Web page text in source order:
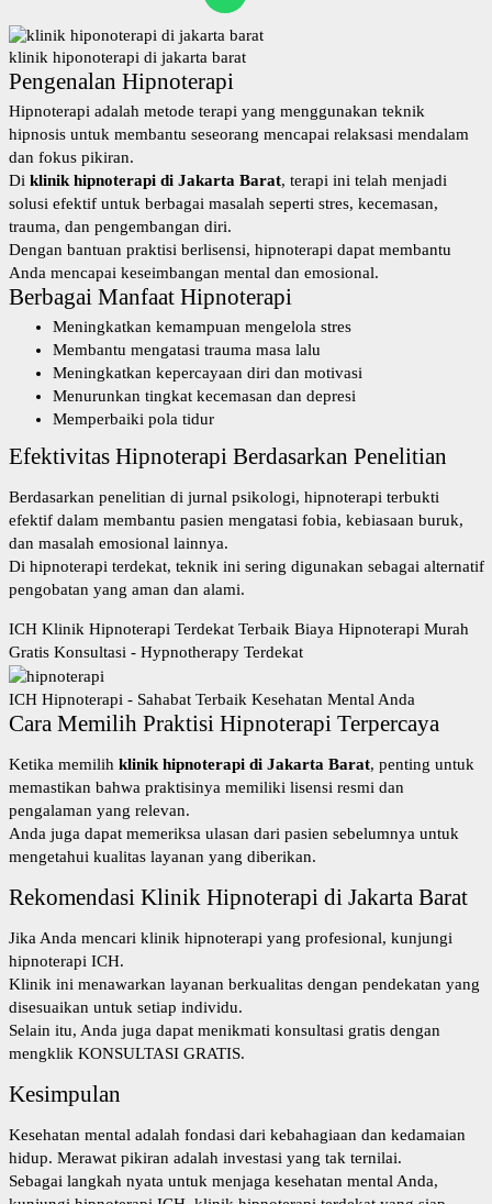
klinik hiponoterapi di jakarta barat
Pengenalan Hipnoterapi
Hipnoterapi adalah metode terapi yang menggunakan teknik
hipnosis untuk membantu seseorang mencapai relaksasi mendalam
dan fokus pikiran.
Di klinik hipnoterapi di Jakarta Barat, terapi ini telah menjadi
solusi efektif untuk berbagai masalah seperti stres, kecemasan,
trauma, dan pengembangan diri.
Dengan bantuan praktisi berlisensi, hipnoterapi dapat membantu
Anda mencapai keseimbangan mental dan emosional.
Berbagai Manfaat Hipnoterapi
Meningkatkan kemampuan mengelola stres
Membantu mengatasi trauma masa lalu
Meningkatkan kepercayaan diri dan motivasi
Menurunkan tingkat kecemasan dan depresi
Memperbaiki pola tidur
Efektivitas Hipnoterapi Berdasarkan Penelitian
Berdasarkan penelitian di jurnal psikologi, hipnoterapi terbukti
efektif dalam membantu pasien mengatasi fobia, kebiasaan buruk,
dan masalah emosional lainnya.
Di hipnoterapi terdekat, teknik ini sering digunakan sebagai alternatif
pengobatan yang aman dan alami.
ICH Klinik Hipnoterapi Terdekat Terbaik Biaya Hipnoterapi Murah
Gratis Konsultasi - Hypnotherapy Terdekat
ICH Hipnoterapi - Sahabat Terbaik Kesehatan Mental Anda
Cara Memilih Praktisi Hipnoterapi Terpercaya
Ketika memilih klinik hipnoterapi di Jakarta Barat, penting untuk
memastikan bahwa praktisinya memiliki lisensi resmi dan
pengalaman yang relevan.
Anda juga dapat memeriksa ulasan dari pasien sebelumnya untuk
mengetahui kualitas layanan yang diberikan.
Rekomendasi Klinik Hipnoterapi di Jakarta Barat
Jika Anda mencari klinik hipnoterapi yang profesional, kunjungi
hipnoterapi ICH.
Klinik ini menawarkan layanan berkualitas dengan pendekatan yang
disesuaikan untuk setiap individu.
Selain itu, Anda juga dapat menikmati konsultasi gratis dengan
mengklik KONSULTASI GRATIS.
Kesimpulan
Kesehatan mental adalah fondasi dari kebahagiaan dan kedamaian
hidup. Merawat pikiran adalah investasi yang tak ternilai.
Sebagai langkah nyata untuk menjaga kesehatan mental Anda,